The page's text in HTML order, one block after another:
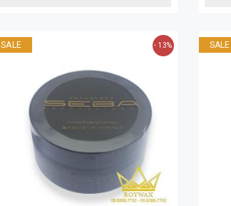
SALE - 13% SALE